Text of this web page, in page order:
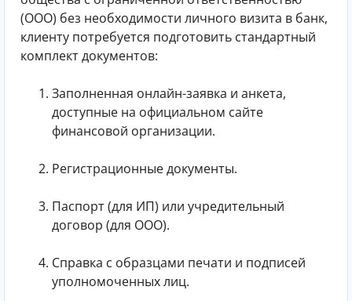
(ООО) без необходимости личного визита в банк,
клиенту потребуется подготовить стандартный
комплект документов:
Заполненная онлайн-заявка и анкета,
доступные на официальном сайте
финансовой организации.
Регистрационные документы.
Паспорт (для ИП) или учредительный
договор (для ООО).
Справка с образцами печати и подписей
уполномоченных лиц.